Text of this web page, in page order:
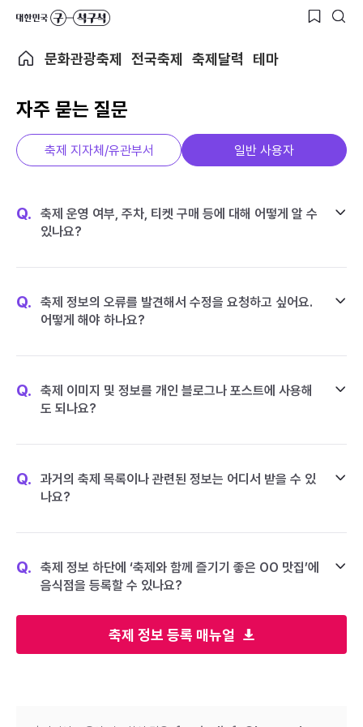
문화관광축제 전국축제 축제달력 테마
자주 묻는 질문
축제 정보 등록 매뉴얼
축제 지자체/유관부서 일반 사용자
Q.
축제 운영 여부, 주차, 티켓 구매 등에 대해 어떻게 알 수
있나요?
Q.
축제 정보의 오류를 발견해서 수정을 요청하고 싶어요.
어떻게 해야 하나요?
Q.
축제 이미지 및 정보를 개인 블로그나 포스트에 사용해
도 되나요?
Q.
과거의 축제 목록이나 관련된 정보는 어디서 받을 수 있
나요?
Q.
축제 정보 하단에 ‘축제와 함께 즐기기 좋은 OO 맛집’에
음식점을 등록할 수 있나요?